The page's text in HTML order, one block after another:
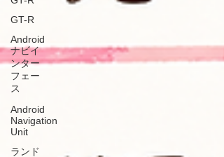
GT-R
Android
ナビイ
ンター
フェー
ス
Android
Navigation
Unit
ランド